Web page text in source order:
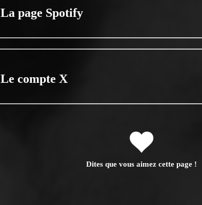
La page Spotify
Le compte X
Dites que vous aimez cette page !